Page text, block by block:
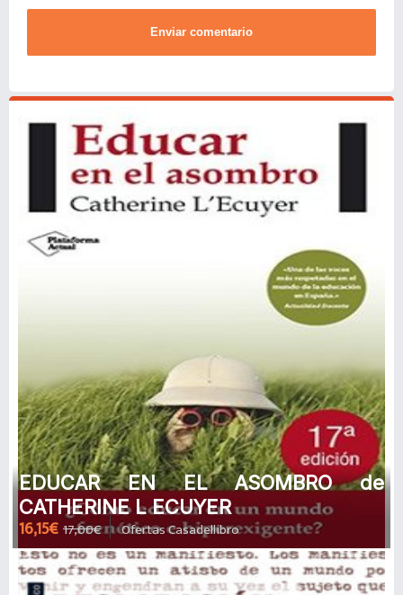
Enviar comentario
EDUCAR EN EL ASOMBRO de
CATHERINE L ECUYER
16,15€ 17,00€ Ofertas Casadellibro